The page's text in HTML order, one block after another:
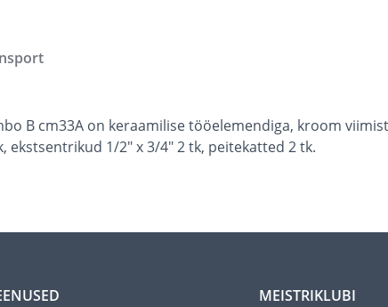
B cm33A on keraamilise tööelemendiga, kroom
ekstsentrikud 1/2" x 3/4" 2 tk, peitekatted 2 tk.
MEISTRIKLUBI